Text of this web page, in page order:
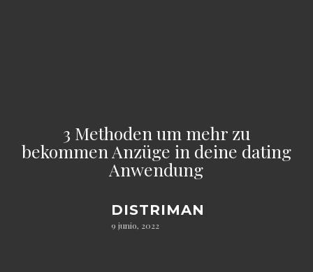
3 Methoden um mehr zu
bekommen Anzüge in deine dating
Anwendung
DISTRIMAN
9 junio, 2022